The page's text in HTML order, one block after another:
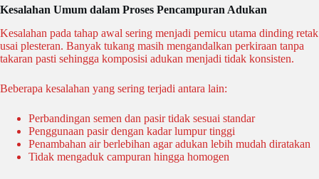
Kesalahan Umum dalam Proses Pencampuran Adukan
Kesalahan pada tahap awal sering menjadi pemicu utama dinding retak
usai plesteran. Banyak tukang masih mengandalkan perkiraan tanpa
takaran pasti sehingga komposisi adukan menjadi tidak konsisten.
Beberapa kesalahan yang sering terjadi antara lain:
Perbandingan semen dan pasir tidak sesuai standar
Penggunaan pasir dengan kadar lumpur tinggi
Penambahan air berlebihan agar adukan lebih mudah diratakan
Tidak mengaduk campuran hingga homogen